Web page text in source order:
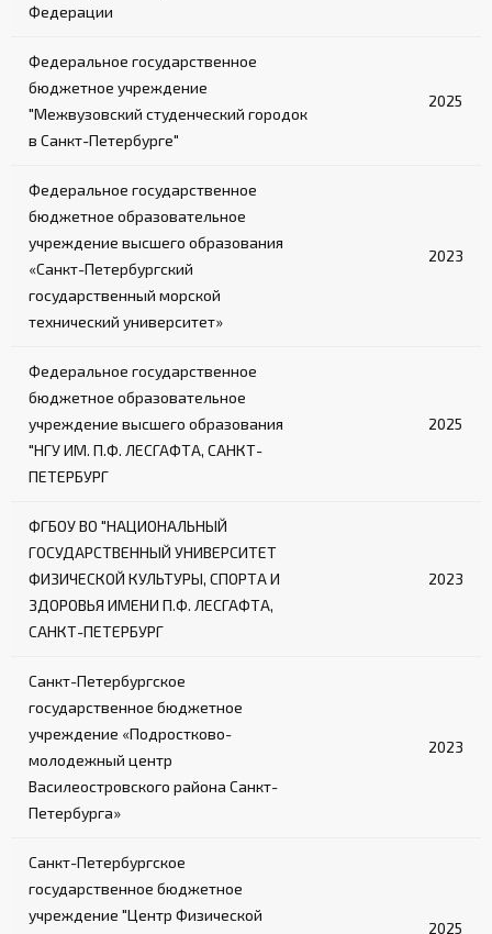
Федерации
Федеральное государственное
бюджетное учреждение
"Межвузовский студенческий городок
в Санкт-Петербурге"
2025
Федеральное государственное
бюджетное образовательное
учреждение высшего образования
«Санкт-Петербургский
государственный морской
технический университет»
2023
Федеральное государственное
бюджетное образовательное
учреждение высшего образования
"НГУ ИМ. П.Ф. ЛЕСГАФТА, САНКТ-
ПЕТЕРБУРГ
2025
ФГБОУ ВО "НАЦИОНАЛЬНЫЙ
ГОСУДАРСТВЕННЫЙ УНИВЕРСИТЕТ
ФИЗИЧЕСКОЙ КУЛЬТУРЫ, СПОРТА И
ЗДОРОВЬЯ ИМЕНИ П.Ф. ЛЕСГАФТА,
САНКТ-ПЕТЕРБУРГ
2023
Санкт-Петербургское
государственное бюджетное
учреждение «Подростково-
молодежный центр
Василеостровского района Санкт-
Петербурга»
2023
Санкт-Петербургское
государственное бюджетное
учреждение "Центр Физической
2025